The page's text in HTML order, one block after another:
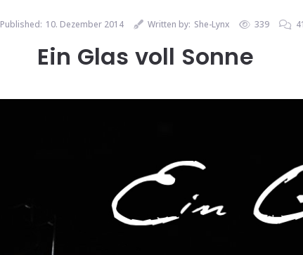
Published: 10. Dezember 2014 Written by: She-Lynx 339
Ein Glas voll Sonne